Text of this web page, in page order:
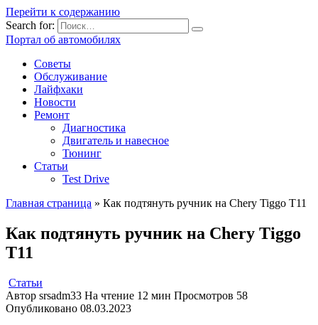
Перейти к содержанию
Search for:
Портал об автомобилях
Советы
Обслуживание
Лайфхаки
Новости
Ремонт
Диагностика
Двигатель и навесное
Тюнинг
Статьи
Test Drive
Главная страница » Как подтянуть ручник на Chery Tiggo Т11
Как подтянуть ручник на Chery Tiggo
Т11
Статьи
Автор srsadm33 На чтение 12 мин Просмотров 58
Опубликовано 08.03.2023